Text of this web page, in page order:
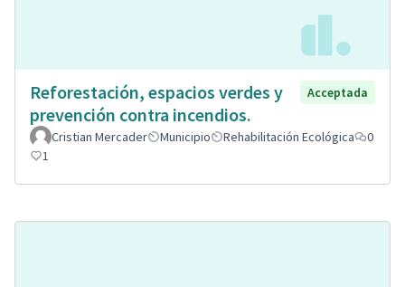
Reforestación, espacios verdes y
prevención contra incendios.
Acceptada
Cristian Mercader Municipio Rehabilitación Ecológica
0
1